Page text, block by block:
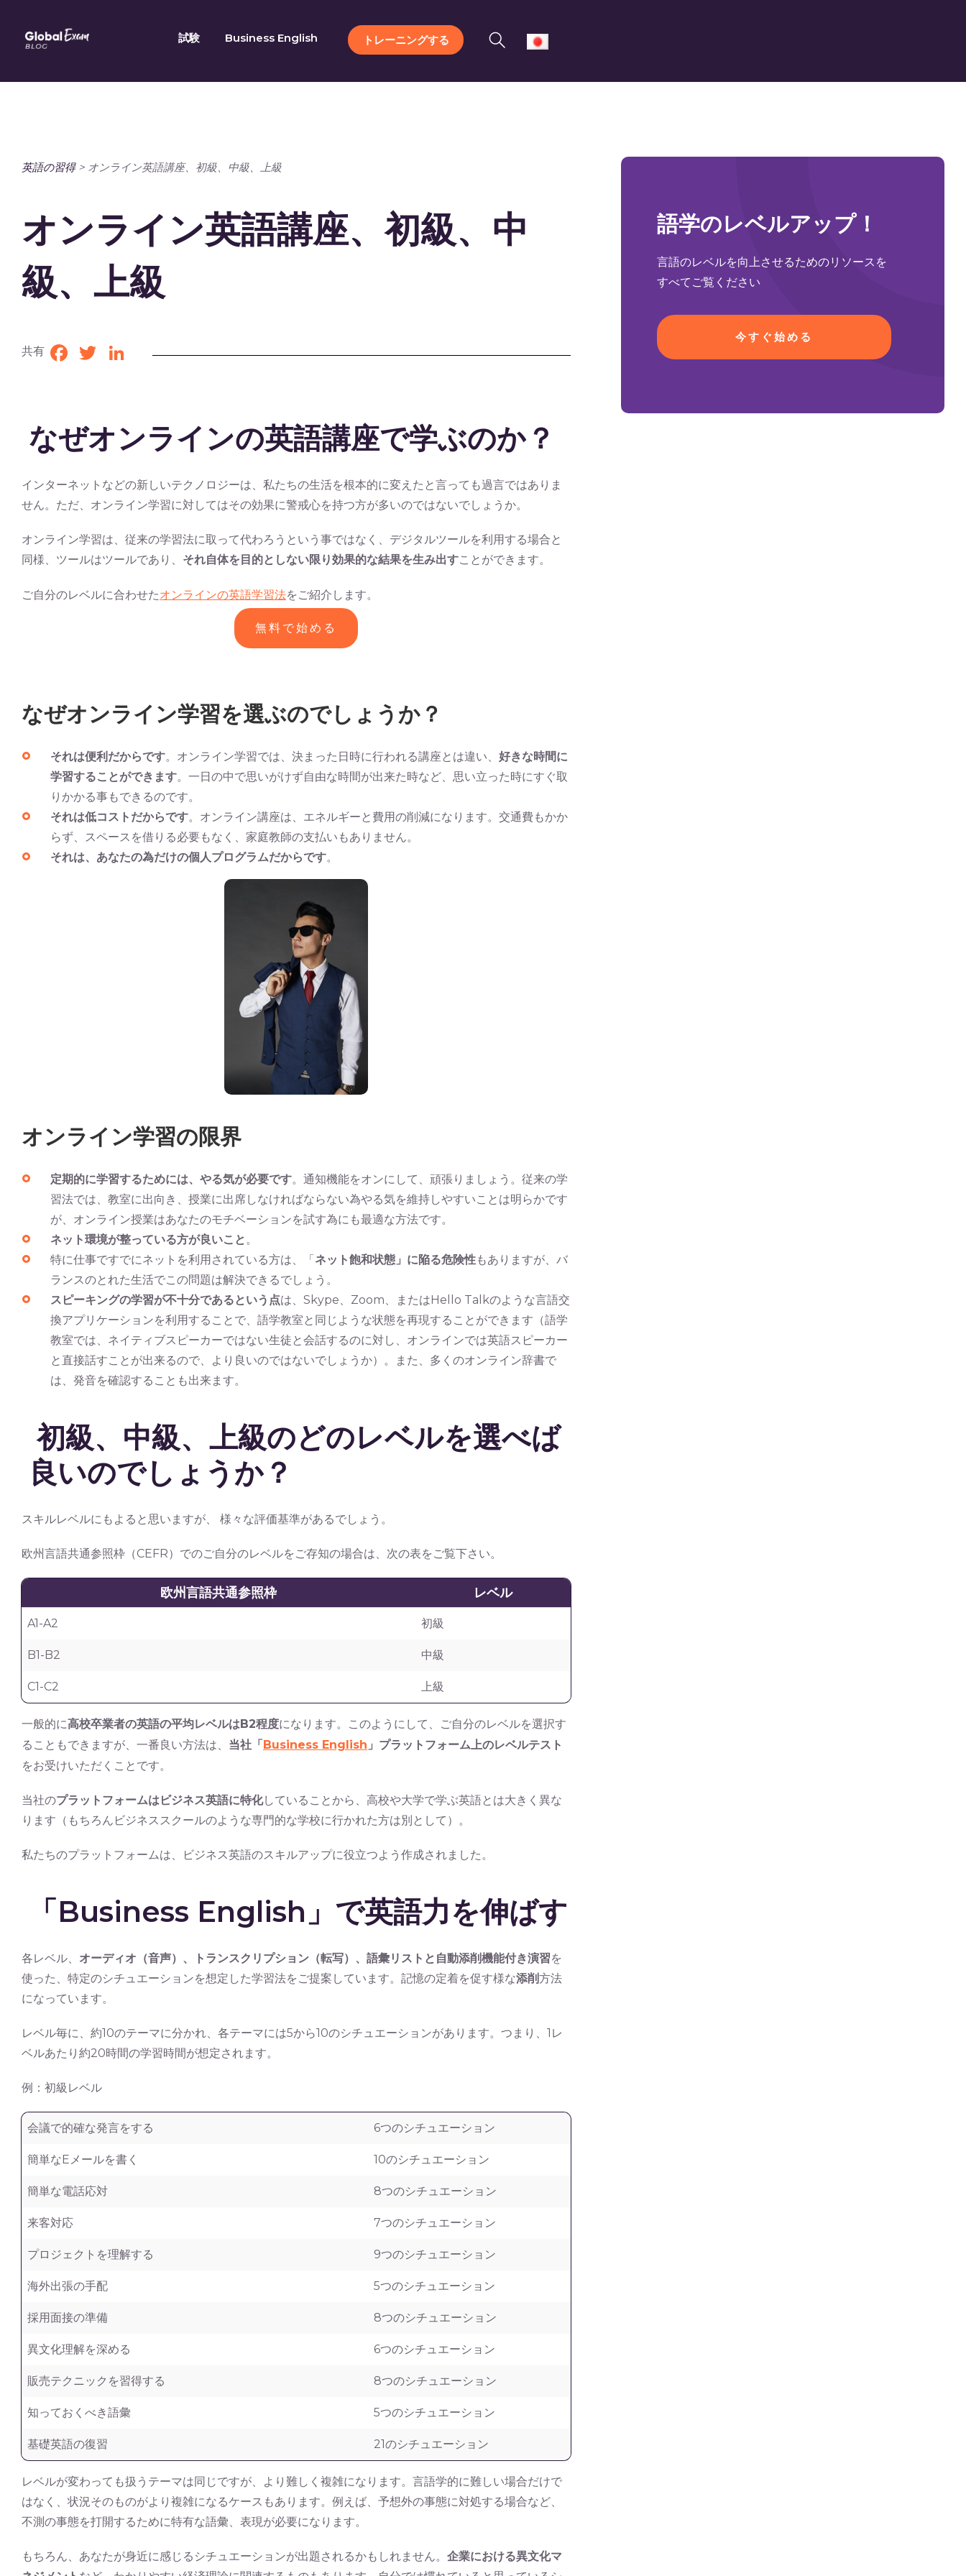
content
試験 Business English トレーニングする
英語の習得> オンライン英語講座、初級、中級、上級
オンライン英語講座、初級、中
級、上級
共有 Facebook
TwitterLinkedIn
なぜオンラインの英語講座で学ぶのか？
インターネットなどの新しいテクノロジーは、私たちの生活を根本的に変えたと言っても過言ではありま
せん。ただ、オンライン学習に対してはその効果に警戒心を持つ方が多いのではないでしょうか。
オンライン学習は、従来の学習法に取って代わろうという事ではなく、デジタルツールを利用する場合と
同様、ツールはツールであり、 それ自体を目的としない限り効果的な結果を生み出すことができます。
ご自分のレベルに合わせたオンラインの英語学習法をご紹介します。
無料で始める
なぜオンライン学習を選ぶのでしょうか？
それは便利だからです。オンライン学習では、決まった日時に行われる講座とは違い、 好きな時間に
学習することができます。一日の中で思いがけず自由な時間が出来た時など、思い立った時にすぐ取
りかかる事もできるのです。
それは低コストだからです。オンライン講座は、エネルギーと費用の削減になります。交通費もかか
らず、スペースを借りる必要もなく、家庭教師の支払いもありません。
それは、あなたの為だけの個人プログラムだからです。
オンライン学習の限界
定期的に学習するためには、やる気が必要です。通知機能をオンにして、頑張りましょう。従来の学
習法では、教室に出向き、授業に出席しなければならない為やる気を維持しやすいことは明らかです
が、オンライン授業はあなたのモチベーションを試す為にも最適な方法です。
ネット環境が整っている方が良いこと。
特に仕事ですでにネットを利用されている方は、「ネット飽和状態」に陥る危険性もありますが、バ
ランスのとれた生活でこの問題は解決できるでしょう。
スピーキングの学習が不十分であるという点は、Skype、Zoom、またはHello Talkのような言語交
換アプリケーションを利用することで、語学教室と同じような状態を再現することができます（語学
教室では、ネイティブスピーカーではない生徒と会話するのに対し、オンラインでは英語スピーカー
と直接話すことが出来るので、より良いのではないでしょうか）。また、多くのオンライン辞書で
は、発音を確認することも出来ます。
初級、中級、上級のどのレベルを選べば
良いのでしょうか？
スキルレベルにもよると思いますが、 様々な評価基準があるでしょう。
欧州言語共通参照枠（CEFR）でのご自分のレベルをご存知の場合は、次の表をご覧下さい。
欧州言語共通参照枠 レベル
A1-A2 初級
B1-B2 中級
C1-C2 上級
一般的に高校卒業者の英語の平均レベルはB2程度になります。このようにして、ご自分のレベルを選択す
ることもできますが、一番良い方法は、 当社「Business English 」プラットフォーム上のレベルテスト
をお受けいただくことです。
当社のプラットフォームはビジネス英語に特化していることから、高校や大学で学ぶ英語とは大きく異な
ります（もちろんビジネススクールのような専門的な学校に行かれた方は別として）。
私たちのプラットフォームは、ビジネス英語のスキルアップに役立つよう作成されました。
「Business English」で英語力を伸ばす
各レベル、 オーディオ（音声）、トランスクリプション（転写）、語彙リストと自動添削機能付き演習を
使った、特定のシチュエーションを想定した学習法をご提案しています。記憶の定着を促す様な添削方法
になっています。
レベル毎に、約10のテーマに分かれ、各テーマには5から10のシチュエーションがあります。つまり、1レ
ベルあたり約20時間の学習時間が想定されます。
例：初級レベル
会議で的確な発言をする 6つのシチュエーション
簡単なEメールを書く 10のシチュエーション
簡単な電話応対 8つのシチュエーション
来客対応 7つのシチュエーション
プロジェクトを理解する 9つのシチュエーション
海外出張の手配 5つのシチュエーション
採用面接の準備 8つのシチュエーション
異文化理解を深める 6つのシチュエーション
販売テクニックを習得する 8つのシチュエーション
知っておくべき語彙 5つのシチュエーション
基礎英語の復習 21のシチュエーション
レベルが変わっても扱うテーマは同じですが、より難しく複雑になります。言語学的に難しい場合だけで
はなく、状況そのものがより複雑になるケースもあります。例えば、予想外の事態に対処する場合など、
不測の事態を打開するために特有な語彙、表現が必要になります。
もちろん、あなたが身近に感じるシチュエーションが出題されるかもしれません。 企業における異文化マ
語学のレベルアップ！
言語のレベルを向上させるためのリソースを
すべてご覧ください
今すぐ始める